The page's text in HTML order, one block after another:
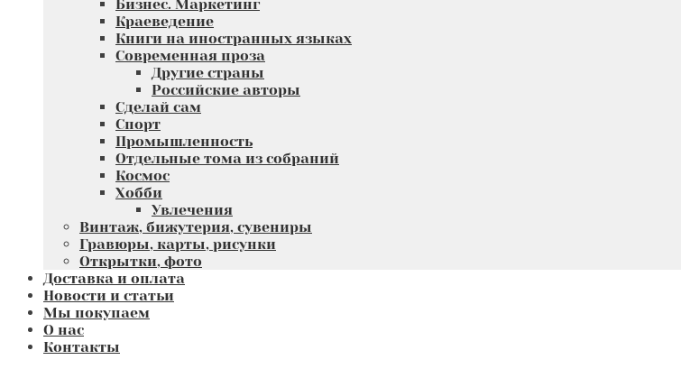
Бизнес. Маркетинг
Краеведение
Книги на иностранных языках
Современная проза
Другие страны
Российские авторы
Сделай сам
Спорт
Промышленность
Отдельные тома из собраний
Космос
Хобби
Увлечения
Винтаж, бижутерия, сувениры
Гравюры, карты, рисунки
Открытки, фото
Доставка и оплата
Новости и статьи
Мы покупаем
О нас
Контакты